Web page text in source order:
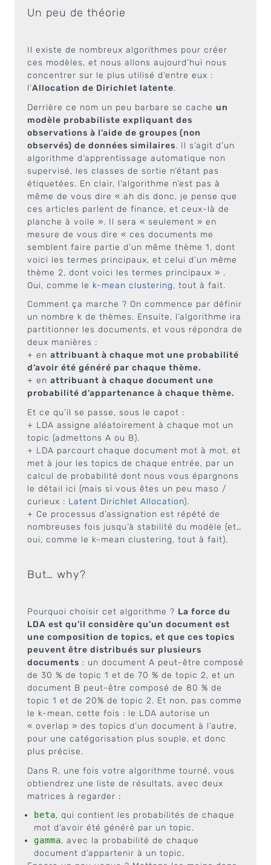
Un peu de théorie
Il existe de nombreux algorithmes pour créer
ces modèles, et nous allons aujourd’hui nous
concentrer sur le plus utilisé d’entre eux :
l’Allocation de Dirichlet latente.
Derrière ce nom un peu barbare se cache un
modèle probabiliste expliquant des
observations à l’aide de groupes (non
observés) de données similaires. Il s’agit d’un
algorithme d’apprentissage automatique non
supervisé, les classes de sortie n’étant pas
étiquetées. En clair, l’algorithme n’est pas à
même de vous dire « ah dis donc, je pense que
ces articles parlent de finance, et ceux-là de
planche à voile ». Il sera « seulement » en
mesure de vous dire « ces documents me
semblent faire partie d’un même thème 1, dont
voici les termes principaux, et celui d’un même
thème 2, dont voici les termes principaux » .
Oui, comme le k-mean clustering, tout à fait.
Comment ça marche ? On commence par définir
un nombre k de thèmes. Ensuite, l’algorithme ira
partitionner les documents, et vous répondra de
deux manières :
+ en attribuant à chaque mot une probabilité
d’avoir été généré par chaque thème.
+ en attribuant à chaque document une
probabilité d’appartenance à chaque thème.
Et ce qu’il se passe, sous le capot :
+ LDA assigne aléatoirement à chaque mot un
topic (admettons A ou B).
+ LDA parcourt chaque document mot à mot, et
met à jour les topics de chaque entrée, par un
calcul de probabilité dont nous vous épargnons
le détail ici (mais si vous êtes un peu maso /
curieux : Latent Dirichlet Allocation).
+ Ce processus d’assignation est répété de
nombreuses fois jusqu’à stabilité du modèle (et…
oui, comme le k-mean clustering, tout à fait).
But… why?
Pourquoi choisir cet algorithme ? La force du
LDA est qu’il considère qu’un document est
une composition de topics, et que ces topics
peuvent être distribués sur plusieurs
documents : un document A peut-être composé
de 30 % de topic 1 et de 70 % de topic 2, et un
document B peut-être composé de 80 % de
topic 1 et de 20% de topic 2. Et non, pas comme
le k-mean, cette fois : le LDA autorise un
« overlap » des topics d’un document à l’autre,
pour une catégorisation plus souple, et donc
plus précise.
Dans R, une fois votre algorithme tourné, vous
obtiendrez une liste de résultats, avec deux
matrices à regarder :
beta, qui contient les probabilités de chaque
mot d’avoir été généré par un topic.
gamma, avec la probabilité de chaque
document d’appartenir à un topic.